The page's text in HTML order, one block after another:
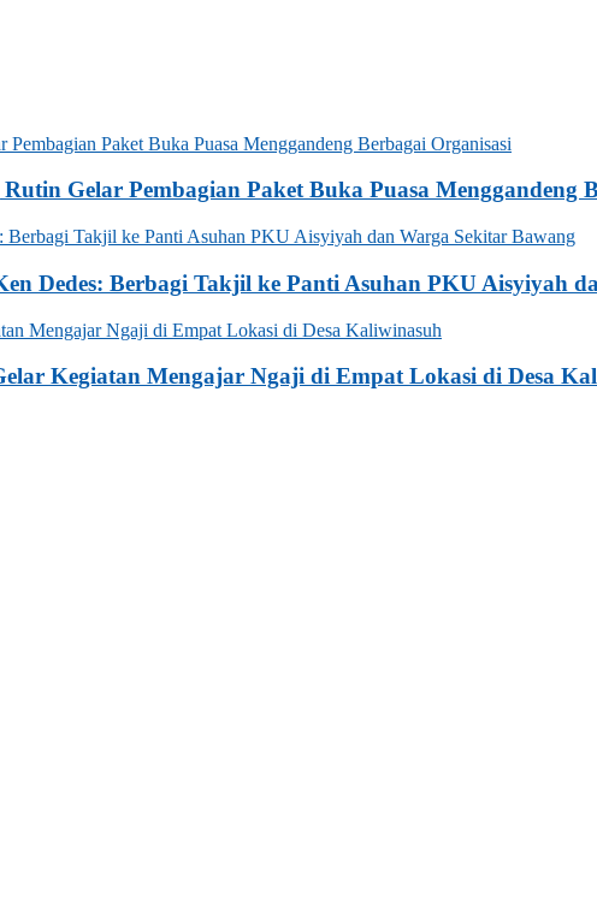
Gelar Pembagian Paket Buka Puasa Menggandeng
Dedes: Berbagi Takjil ke Panti Asuhan PKU Aisyiyah
Kegiatan Mengajar Ngaji di Empat Lokasi di Desa